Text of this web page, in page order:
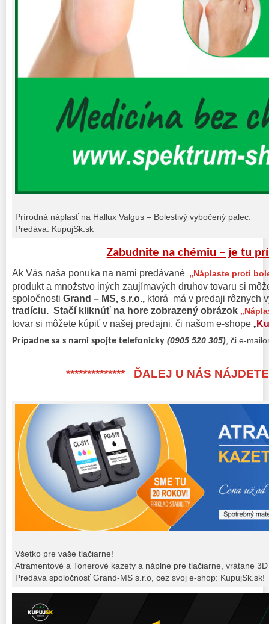
Prírodná náplasť na Hallux Valgus – Bolestivý vybočený palec.
Predáva: KupujSk.sk
Zabudnite na chémiu – je tu
Ak Vás naša ponuka na nami predávané „Náplaste proti
produkt a množstvo iných zaujímavých druhov tovaru si
spoločnosti Grand – MS, s.r.o., ktorá má v predaji rôznych
tradíciu. Stačí kliknúť na hore zobrazený obrázok
tovar si môžete kúpiť v našej predajni, či našom e-shope „
Prípadne sa s nami spojte telefonicky (0905 520 305), či e-
************** ĎALEJ U NÁS
Všetko pre vaše tlačiarne!
Atramentové a Tonerové kazety a náplne pre tlačiarne, vrátane
Predáva spoločnosť Grand-MS s.r.o, cez svoj e-shop: KupujSk.sk!